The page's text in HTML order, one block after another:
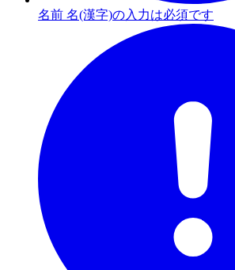
名前 名(漢字)の入力は必須です